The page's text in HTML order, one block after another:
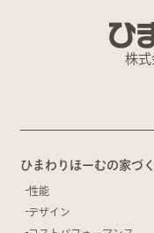
株式
ひまわりほーむの家づ
性能
デザイン